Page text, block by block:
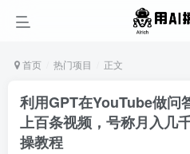
首页 热门项目 正文
利用GPT在YouTube做问
上百条视频，号称月入几
操教程